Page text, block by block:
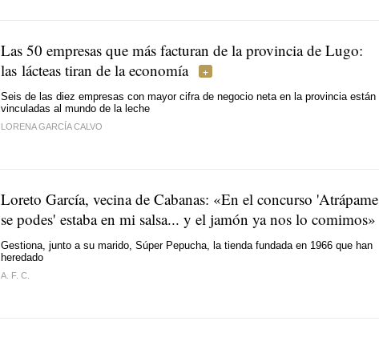
Las 50 empresas que más facturan de la provincia de Lugo:
las lácteas tiran de la economía
Seis de las diez empresas con mayor cifra de negocio neta en la provincia están
vinculadas al mundo de la leche
LORENA GARCÍA CALVO
Loreto García, vecina de Cabanas: «En el concurso 'Atrápame
se podes' estaba en mi salsa... y el jamón ya nos lo comimos»
Gestiona, junto a su marido, Súper Pepucha, la tienda fundada en 1966 que han
heredado
A. F. C.